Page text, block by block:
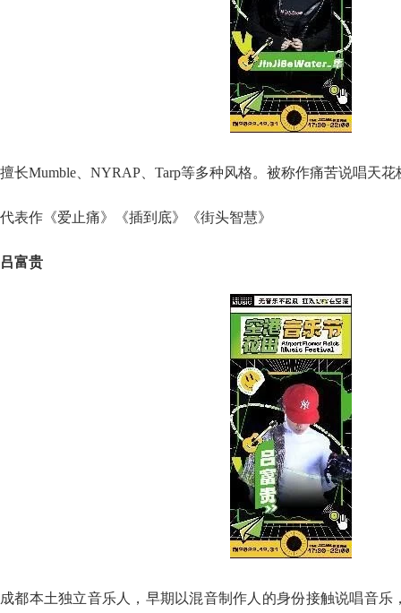
擅长Mumble、NYRAP、Tarp等多种风格。被称作痛苦说唱天
代表作《爱止痛》《插到底》《街头智慧》
吕富贵
成都本土独立音乐人，早期以混音制作人的身份接触说唱音乐